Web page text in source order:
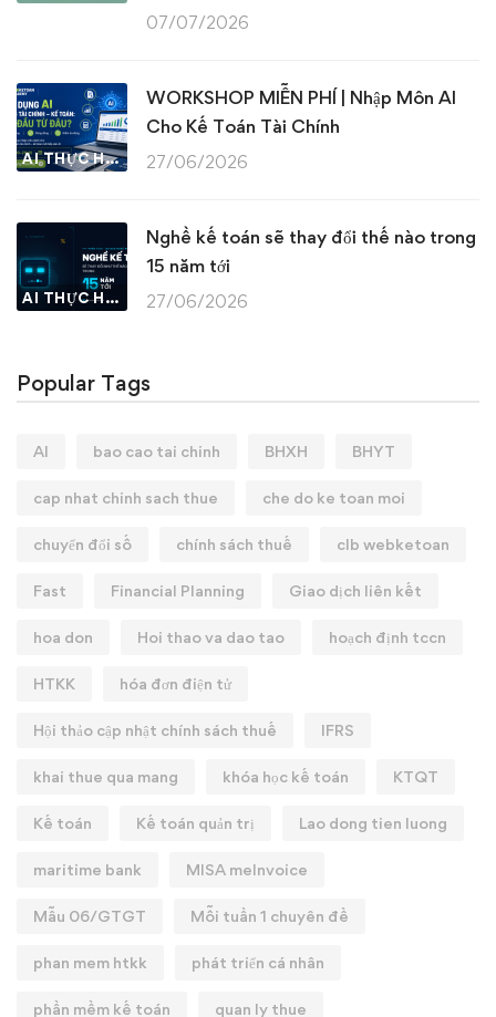
07/07/2026
AI THỰC HÀNH
WORKSHOP MIỄN PHÍ | Nhập Môn AI
Cho Kế Toán Tài Chính
27/06/2026
AI THỰC HÀNH
Nghề kế toán sẽ thay đổi thế nào trong
15 năm tới
27/06/2026
Popular Tags
AI bao cao tai chinh BHXH BHYT
cap nhat chinh sach thue che do ke toan moi
chuyển đổi số chính sách thuế clb webketoan
Fast Financial Planning Giao dịch liên kết
hoa don Hoi thao va dao tao hoạch định tccn
HTKK hóa đơn điện tử
Hội thảo cập nhật chính sách thuế IFRS
khai thue qua mang khóa học kế toán KTQT
Kế toán Kế toán quản trị Lao dong tien luong
maritime bank MISA meInvoice
Mẫu 06/GTGT Mỗi tuần 1 chuyên đề
phan mem htkk phát triển cá nhân
phần mềm kế toán quan ly thue